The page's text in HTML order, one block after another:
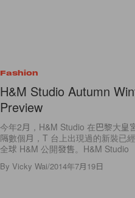
Fashion
H&M Studio Autumn
Preview
今年2月，H&M Studio 在巴黎大皇
隔數個月，T 台上出現過的新裝已
全球 H&M 公開發售。H&M Studio
By Vicky Wai/2014年7月19日